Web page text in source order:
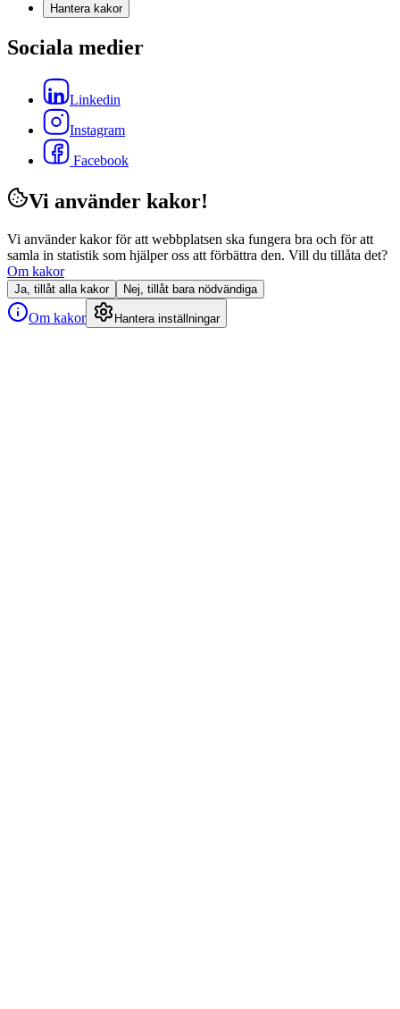
Hantera kakor
Sociala medier
Linkedin
Instagram
Facebook
Vi använder kakor!
Vi använder kakor för att webbplatsen ska fungera bra och för att
samla in statistik som hjälper oss att förbättra den. Vill du tillåta det?
Om kakor
Ja, tillåt alla kakor Nej, tillåt bara nödvändiga
Om kakor Hantera inställningar